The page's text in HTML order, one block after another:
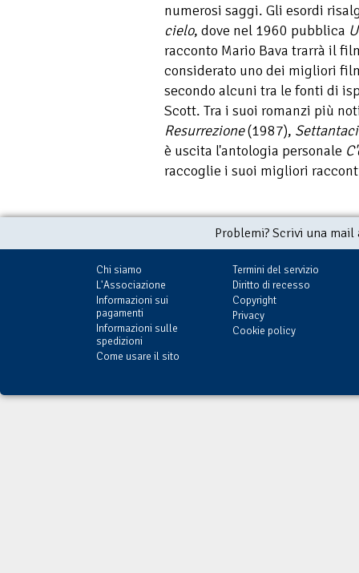
numerosi saggi. Gli esordi
cielo, dove nel 1960 pubblica
racconto Mario Bava trarrà il
considerato uno dei migliori
secondo alcuni tra le fonti di
Scott. Tra i suoi romanzi più
Resurrezione(1987),
è uscita l'antologia personale
raccoglie i suoi migliori
Problemi? Scrivi una
Chi siamo
L'Associazione
Informazioni sui
pagamenti
Informazioni sulle
spedizioni
Come usare il sito
Termini del servizio
Diritto di recesso
Copyright
Privacy
Cookie policy